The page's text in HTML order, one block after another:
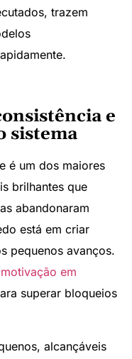
trazem
e
sistema
é um dos maiores
brilhantes que
abandonaram
está em criar
pequenos avanços.
em
superar bloqueios
alcançáveis